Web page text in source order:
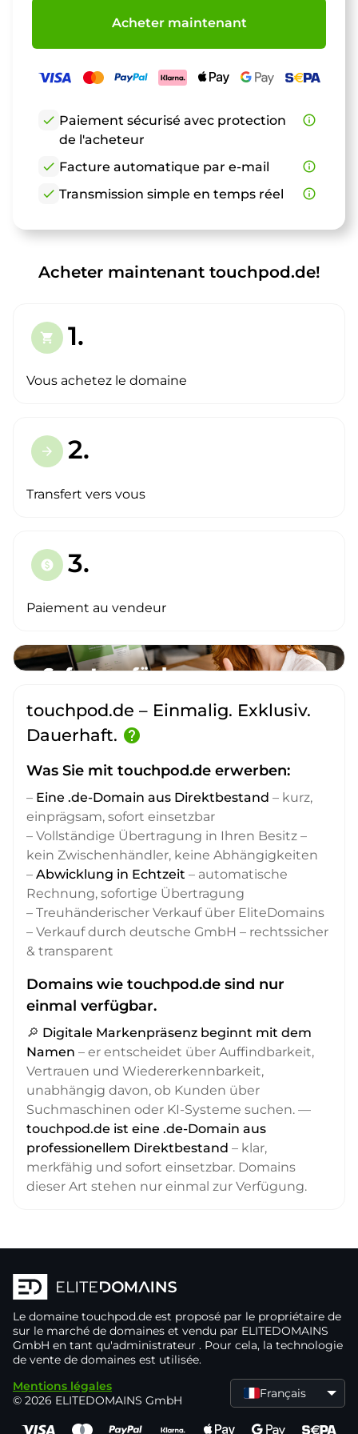
Acheter maintenant
check Paiement sécurisé avec protection
de l'acheteur
info_outline
check Facture automatique par e-mail
info_outline
check Transmission simple en temps réel info_outline
Acheter maintenant touchpod.de!
shopping_cart 1.
Vous achetez le domaine
arrow_forward 2.
Transfert vers vous
paid 3.
Paiement au vendeur
touchpod.de – Einmalig. Exklusiv.
Dauerhaft. help
Was Sie mit touchpod.de erwerben:
– Eine .de-Domain aus Direktbestand – kurz,
einprägsam, sofort einsetzbar
– Vollständige Übertragung in Ihren Besitz –
kein Zwischenhändler, keine Abhängigkeiten
– Abwicklung in Echtzeit – automatische
Rechnung, sofortige Übertragung
– Treuhänderischer Verkauf über EliteDomains
– Verkauf durch deutsche GmbH – rechtssicher
& transparent
Domains wie touchpod.de sind nur
einmal verfügbar.
🔎 Digitale Markenpräsenz beginnt mit dem
Namen – er entscheidet über Auffindbarkeit,
Vertrauen und Wiedererkennbarkeit,
unabhängig davon, ob Kunden über
Suchmaschinen oder KI-Systeme suchen. —
touchpod.de ist eine .de-Domain aus
professionellem Direktbestand – klar,
merkfähig und sofort einsetzbar. Domains
dieser Art stehen nur einmal zur Verfügung.
Le domaine touchpod.de est proposé par le propriétaire de
sur le marché de domaines et vendu par ELITEDOMAINS
GmbH en tant qu'administrateur . Pour cela, la technologie
de vente de domaines est utilisée.
Mentions légales
© 2026 ELITEDOMAINS GmbH
Français